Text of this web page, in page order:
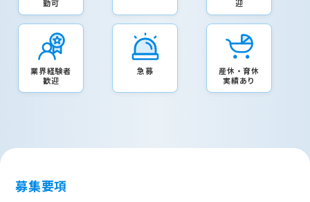
勤可
迎
業界経験者
歓迎
急募
産休・育休
実績あり
募集要項